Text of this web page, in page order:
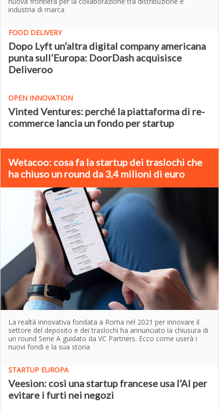
industria di marca
FOOD DELIVERY
Dopo Lyft un’altra digital company americana
punta sull’Europa: DoorDash acquisisce
Deliveroo
OPEN INNOVATION
Vinted Ventures: perché la piattaforma di re-
commerce lancia un fondo per startup
Wetacoo: cosa fa la startup dei traslochi che
ha chiuso un round da 3,4 milioni di euro
La realtà innovativa fondata a Roma nel 2021 per innovare il
settore del deposito e dei traslochi ha annunciato la chiusura di
un round Serie A guidato da VC Partners. Ecco come userà i
nuovi fondi e la sua storia
STARTUP EUROPA
Veesion: così una startup francese usa l’AI per
evitare i furti nei negozi